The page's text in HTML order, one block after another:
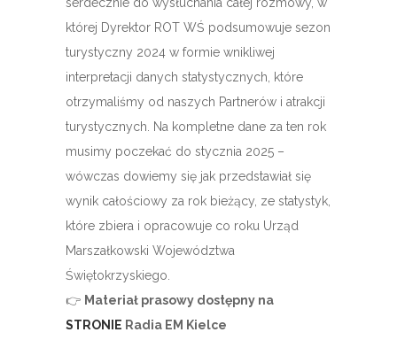
której Dyrektor ROT WŚ podsumowuje sezon
turystyczny 2024 w formie wnikliwej
interpretacji danych statystycznych, które
otrzymaliśmy od naszych Partnerów i atrakcji
turystycznych. Na kompletne dane za ten rok
musimy poczekać do stycznia 2025 –
wówczas dowiemy się jak przedstawiał się
wynik całościowy za rok bieżący, ze statystyk,
które zbiera i opracowuje co roku Urząd
Marszałkowski Województwa
Świętokrzyskiego.
👉 Materiał prasowy dostępny na
STRONIE Radia EM Kielce